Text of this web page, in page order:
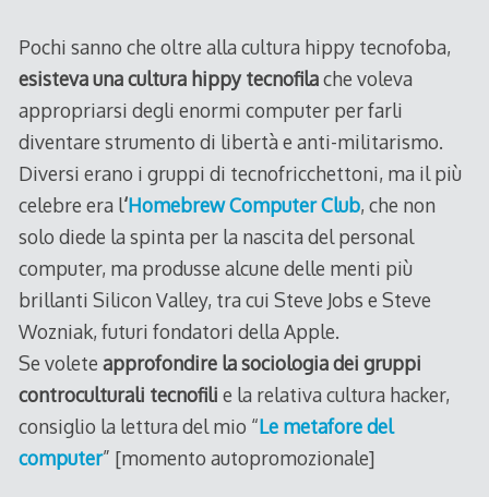
Pochi sanno che oltre alla cultura hippy tecnofoba,
esisteva una cultura hippy tecnofilache voleva
appropriarsi degli enormi computer per farli
diventare strumento di libertà e anti-militarismo.
Diversi erano i gruppi di tecnofricchettoni, ma il più
celebre era l‘Homebrew Computer Club, che non
solo diede la spinta per la nascita del personal
computer, ma produsse alcune delle menti più
brillanti Silicon Valley, tra cui Steve Jobs e Steve
Wozniak, futuri fondatori della Apple.
Se volete approfondire la sociologia dei gruppi
controculturali tecnofili e la relativa cultura hacker,
consiglio la lettura del mio “Le metafore del
computer” [momento autopromozionale]